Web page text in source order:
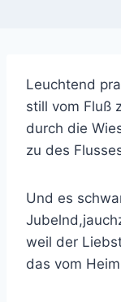
Leuchtend
still vom Fluß
durch die
zu des
Und es
weil der
das vom